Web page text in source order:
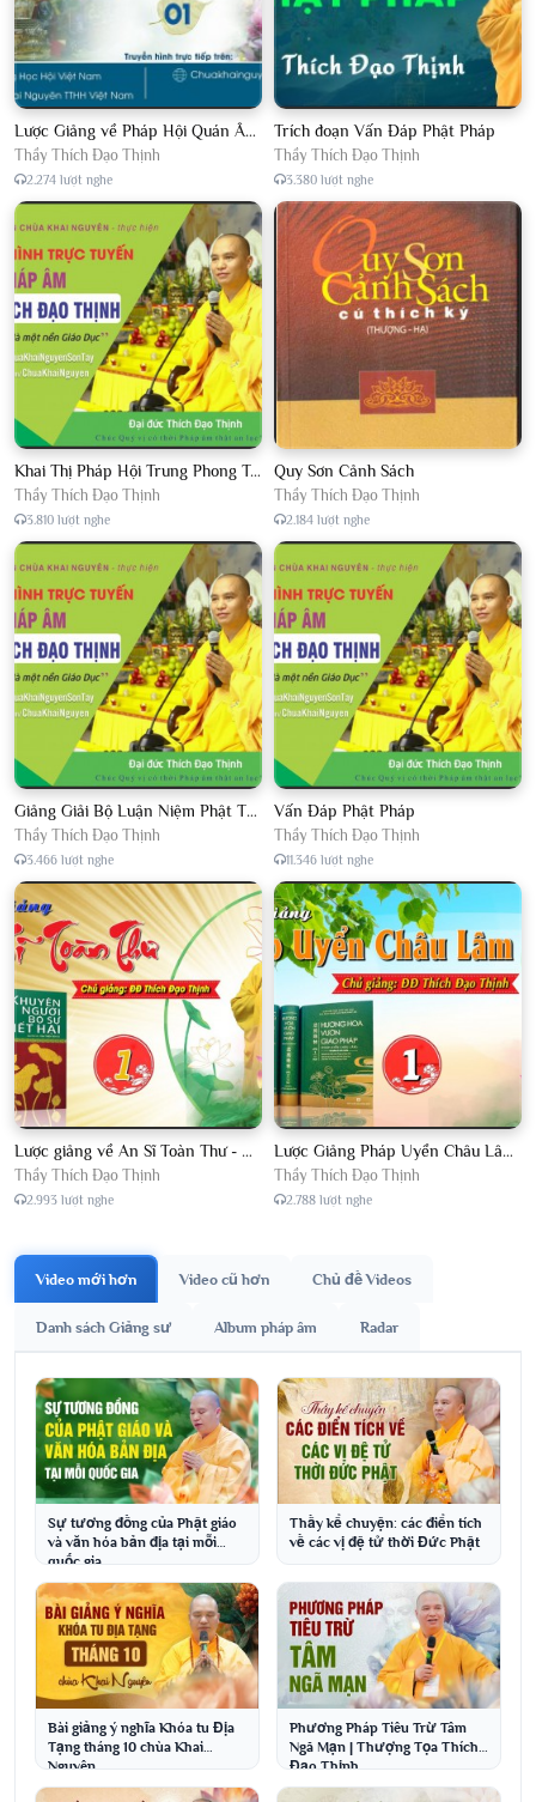
Lược Giảng về Pháp Hội Quán Âm TTHN lần 2
Thầy Thích Đạo Thịnh
2.274 lượt nghe
Trích đoạn Vấn Đáp Phật Pháp
Thầy Thích Đạo Thịnh
3.380 lượt nghe
Khai Thị Pháp Hội Trung Phong Tam Thời Hệ Niệm
Thầy Thích Đạo Thịnh
3.810 lượt nghe
Quy Sơn Cảnh Sách
Thầy Thích Đạo Thịnh
2.184 lượt nghe
Giảng Giải Bộ Luận Niệm Phật Thập Yếu Năm 2018
Thầy Thích Đạo Thịnh
3.466 lượt nghe
Vấn Đáp Phật Pháp
Thầy Thích Đạo Thịnh
11.346 lượt nghe
Lược giảng về An Sĩ Toàn Thư - Chủ giảng Đại Đức Thích Đạo Thịnh
Thầy Thích Đạo Thịnh
2.993 lượt nghe
Lược Giảng Pháp Uyển Châu Lâm, Chủ giảng Đại Đức Thích Đạo Thịnh
Thầy Thích Đạo Thịnh
2.788 lượt nghe
Video mới hơn Video cũ hơn Chủ đề Videos
Danh sách Giảng sư Album pháp âm Radar
Sự tương đồng của Phật giáo
và văn hóa bản địa tại mỗi
quốc gia
Thầy kể chuyện: các điển tích
về các vị đệ tử thời Đức Phật
Bài giảng ý nghĩa Khóa tu Địa
Tạng tháng 10 chùa Khai
Nguyên
Phương Pháp Tiêu Trừ Tâm
Ngã Mạn | Thượng Tọa Thích
Đạo Thịnh